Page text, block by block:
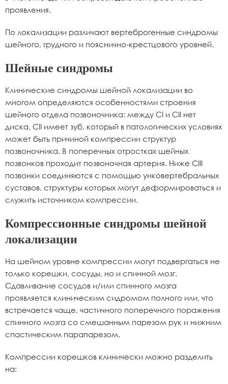
проявления.
По локализации различают вертеброгенные синдромы
шейного, грудного и пояснично-крестцового уровней.
Шейные синдромы
Клинические синдромы шейной локализации во
многом определяются особенностями строения
шейного отдела позвоночника: между СI и СII нет
диска, СII имеет зуб, который в патологических условиях
может быть причиной компрессии структур
позвоночника. В поперечных отростках шейных
позвонков проходит позвоночная артерия. Ниже СIII
позвонки соединяются с помощью унковертебральных
суставов, структуры которых могут деформироваться и
служить источником компрессии.
Компрессионные синдромы шейной
локализации
На шейном уровне компрессии могут подвергаться не
только корешки, сосуды, но и спинной мозг.
Сдавливание сосудов и/или спинного мозга
проявляется клиническим сидромом полного или, что
встречается чаще, частичного поперечного поражения
спинного мозга со смешанным парезом рук и нижним
спастическим парапарезом.
Компрессии корешков клинически можно разделить
на: